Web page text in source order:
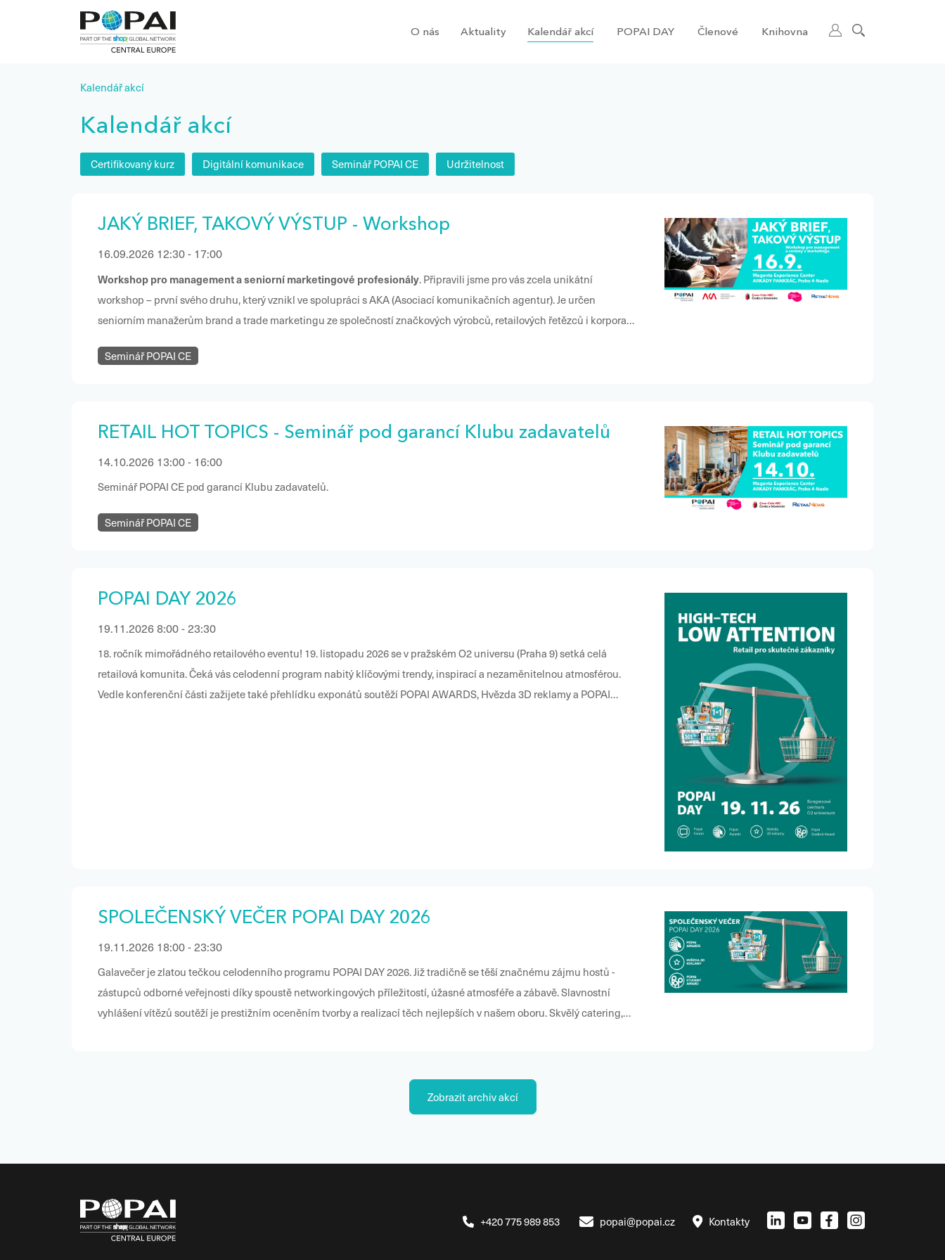
O nás Aktuality Kalendář akcí POPAI DAY Členové Knihovna
Kalendář akcí
Kalendář akcí
Certifikovaný kurz Digitální komunikace Seminář POPAI CE Udržitelnost
JAKÝ BRIEF, TAKOVÝ VÝSTUP - Workshop
16.09.2026 12:30 - 17:00
Workshop pro management a seniorní marketingové profesionály. Připravili jsme pro vás zcela unikátní
workshop – první svého druhu, který vznikl ve spolupráci s AKA (Asociací komunikačních agentur). Je určen
seniorním manažerům brand a trade marketingu ze společností značkových výrobců, retailových řetězců i korporací.
přispívá k dosažení očekávaných výsledků a pomáhá značkám udržet konzistentní komunikaci napříč všemi kanály
Seminář POPAI CE
RETAIL HOT TOPICS - Seminář pod garancí Klubu zadavatelů
14.10.2026 13:00 - 16:00
Seminář POPAI CE pod garancí Klubu zadavatelů.
Seminář POPAI CE
POPAI DAY 2026
19.11.2026 8:00 - 23:30
18. ročník mimořádného retailového eventu! 19. listopadu 2026 se v pražském O2 universu (Praha 9) setká celá
retailová komunita. Čeká vás celodenní program nabitý klíčovými trendy, inspirací a nezaměnitelnou atmosférou.
Vedle konferenční části zažijete také přehlídku exponátů soutěží POPAI AWARDS, Hvězda 3D reklamy a POPAI
SPOLEČENSKÝ VEČER POPAI DAY 2026
19.11.2026 18:00 - 23:30
Galavečer je zlatou tečkou celodenního programu POPAI DAY 2026. Již tradičně se těší značnému zájmu hostů -
zástupců odborné veřejnosti díky spoustě networkingových příležitostí, úžasné atmosféře a zábavě. Slavnostní
vyhlášení vítězů soutěží je prestižním oceněním tvorby a realizací těch nejlepších v našem oboru. Skvělý catering,
Zobrazit archiv akcí
+420 775 989 853 popai@popai.cz Kontakty